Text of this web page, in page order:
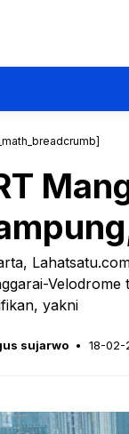
yakni
sujarwo 18-02-